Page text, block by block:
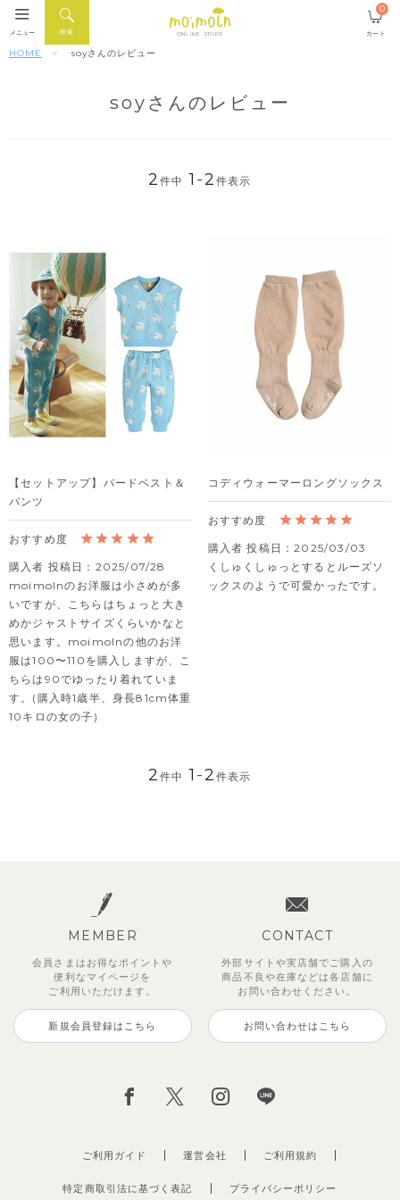
ONLINE STORE
検索
メニュー カート
0
HOME soyさんのレビュー
soyさんのレビュー
2件中 1 -2 件表示
【セットアップ】バードベスト＆
パンツ
購入者 投稿日
2025/07/28
moimolnのお洋服は小さめが多
いですが、こちらはちょっと大き
めかジャストサイズくらいかなと
思います。moimolnの他のお洋
服は100〜110を購入しますが、こ
ちらは90でゆったり着れていま
す。(購入時1歳半、身長81cm体重
10キロの女の子)
コディウォーマーロングソックス
購入者 投稿日
2025/03/03
くしゅくしゅっとするとルーズソ
ックスのようで可愛かったです。
2件中 1 -2 件表示
MEMBER
会員さまはお得なポイントや
便利な マイページを
ご利用いただけます。
新規会員登録はこちら
CONTACT
外部サイトや実店舗でご購入の
商品不良や在庫などは各店舗に
お問い合わせください。
お問い合わせはこちら
ご利用ガイド 運営会社
特定商取引法に基づく表記 プライバシーポリシー
ご利用規約